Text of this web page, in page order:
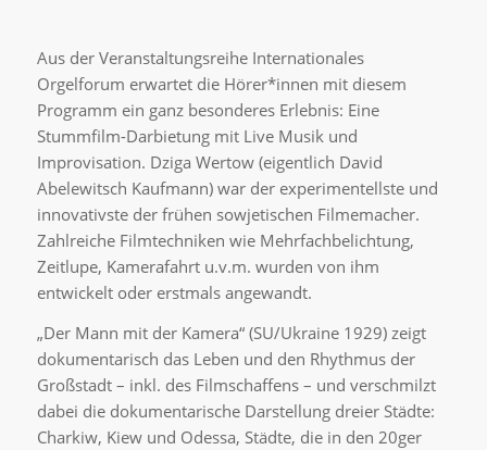
Aus der Veranstaltungsreihe Internationales
Orgelforum erwartet die Hörer*innen mit diesem
Programm ein ganz besonderes Erlebnis: Eine
Stummfilm-Darbietung mit Live Musik und
Improvisation. Dziga Wertow (eigentlich David
Abelewitsch Kaufmann) war der experimentellste und
innovativste der frühen sowjetischen Filmemacher.
Zahlreiche Filmtechniken wie Mehrfachbelichtung,
Zeitlupe, Kamerafahrt u.v.m. wurden von ihm
entwickelt oder erstmals angewandt.
„Der Mann mit der Kamera“ (SU/Ukraine 1929) zeigt
dokumentarisch das Leben und den Rhythmus der
Großstadt – inkl. des Filmschaffens – und verschmilzt
dabei die dokumentarische Darstellung dreier Städte:
Charkiw, Kiew und Odessa, Städte, die in den 20ger